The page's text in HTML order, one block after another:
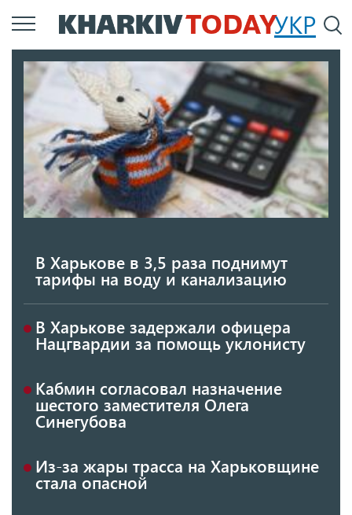
Перейти
к
содержанию
УКР
В Харькове в 3,5 раза поднимут
тарифы на воду и канализацию
В Харькове задержали офицера
Нацгвардии за помощь уклонисту
Кабмин согласовал назначение
шестого заместителя Олега
Синегубова
Из-за жары трасса на Харьковщине
стала опасной